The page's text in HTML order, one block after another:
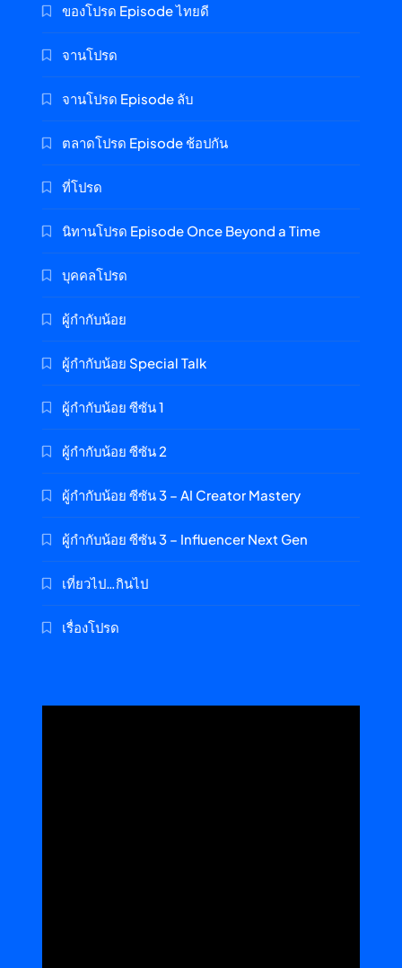
ของโปรด Episode ไทยดี
จานโปรด
จานโปรด Episode ลับ
ตลาดโปรด Episode ช้อปกัน
ที่โปรด
นิทานโปรด Episode Once Beyond a Time
บุคคลโปรด
ผู้กำกับน้อย
ผู้กำกับน้อย Special Talk
ผู้กำกับน้อย ซีซัน 1
ผู้กำกับน้อย ซีซัน 2
ผู้กำกับน้อย ซีซัน 3 – AI Creator Mastery
ผู้กำกับน้อย ซีซัน 3 – Influencer Next Gen
เที่ยวไป…กินไป
เรื่องโปรด